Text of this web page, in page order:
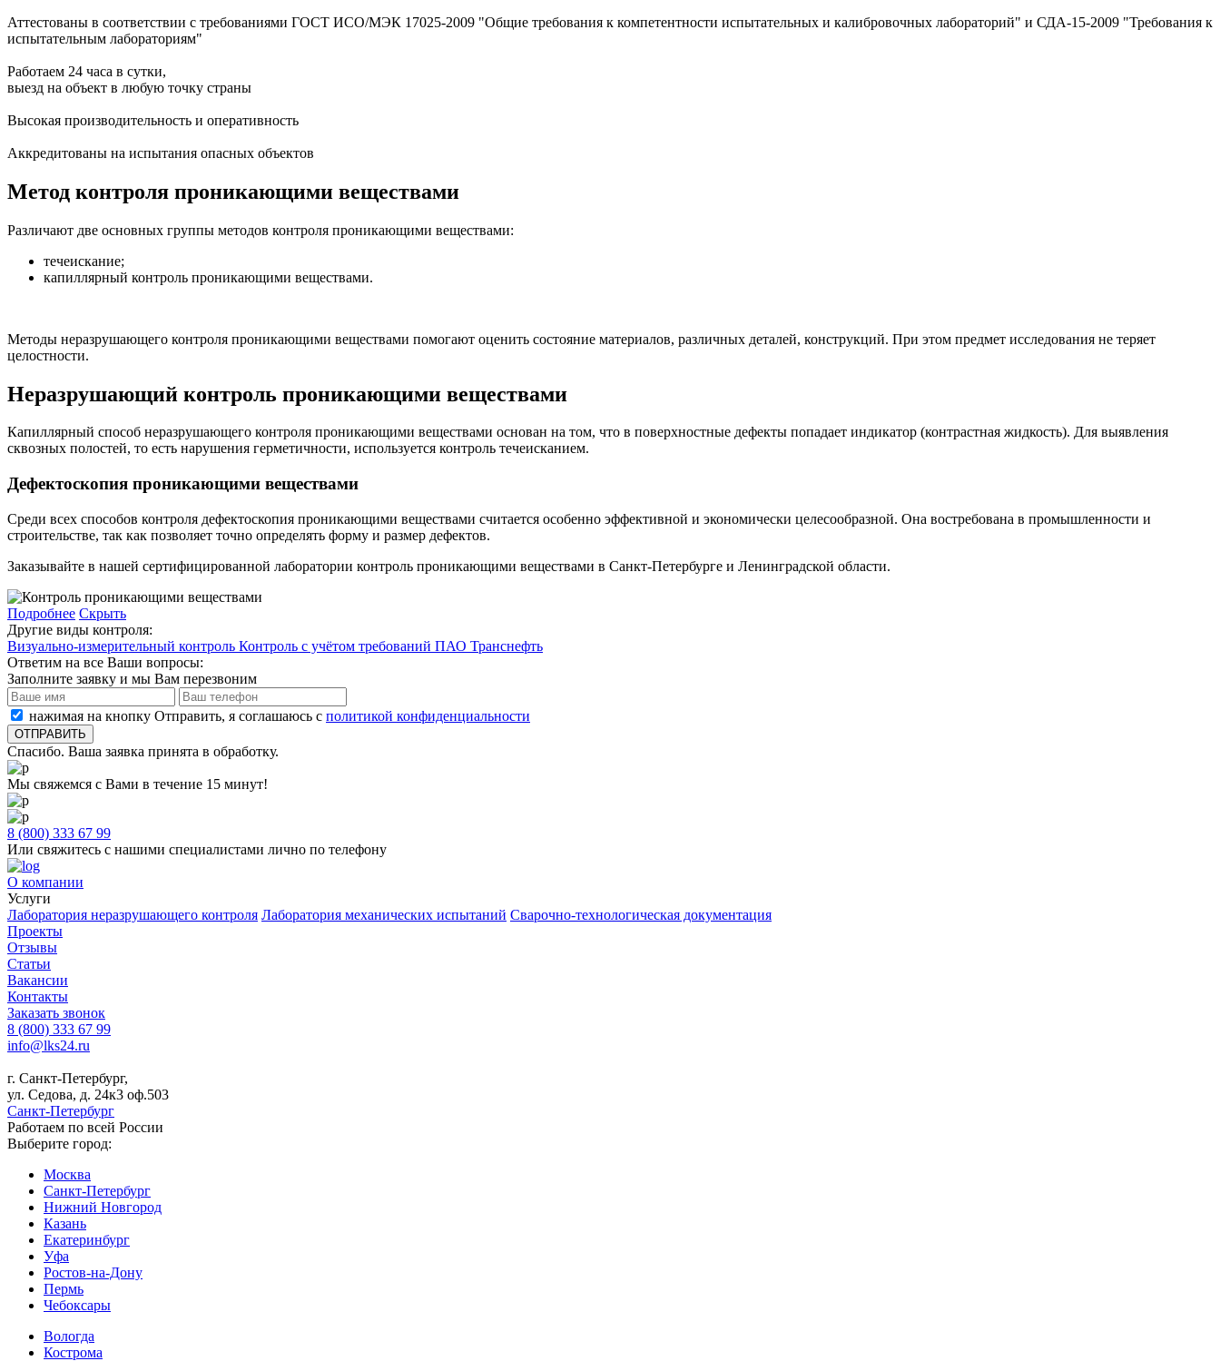
Аттестованы в соответствии с требованиями ГОСТ ИСО/МЭК 17025-2009 "Общие требования к компетентности испытательных и калибровочных лабораторий" и СДА-15-2009 "Требования к
испытательным лабораториям"
Работаем 24 часа в сутки,
выезд на объект в любую точку страны
Высокая производительность и оперативность
Аккредитованы на испытания опасных объектов
Метод контроля проникающими веществами
Различают две основных группы методов контроля проникающими веществами:
течеискание;
капиллярный контроль проникающими веществами.
Методы неразрушающего контроля проникающими веществами помогают оценить состояние материалов, различных деталей, конструкций. При этом предмет исследования не теряет
целостности.
Неразрушающий контроль проникающими веществами
Капиллярный способ неразрушающего контроля проникающими веществами основан на том, что в поверхностные дефекты попадает индикатор (контрастная жидкость). Для выявления
сквозных полостей, то есть нарушения герметичности, используется контроль течеисканием.
Дефектоскопия проникающими веществами
Среди всех способов контроля дефектоскопия проникающими веществами считается особенно эффективной и экономически целесообразной. Она востребована в промышленности и
строительстве, так как позволяет точно определять форму и размер дефектов.
Заказывайте в нашей сертифицированной лаборатории контроль проникающими веществами в Санкт-Петербурге и Ленинградской области.
Подробнее Скрыть
Другие виды контроля:
Визуально-измерительный контроль Контроль с учётом требований ПАО Транснефть
Ответим на все Ваши вопросы:
Заполните заявку и мы Вам перезвоним
нажимая на кнопку Отправить, я соглашаюсь с политикой конфиденциальности
Спасибо. Ваша заявка принята в обработку.
Мы свяжемся с Вами в течение 15 минут!
8 (800) 333 67 99
Или свяжитесь с нашими специалистами лично по телефону
О компании
Услуги
Лаборатория неразрушающего контроля Лаборатория механических испытаний Сварочно-технологическая документация
Проекты
Отзывы
Статьи
Вакансии
Контакты
Заказать звонок
8 (800) 333 67 99
info@lks24.ru
г. Санкт-Петербург,
ул. Седова, д. 24к3 оф.503
Санкт-Петербург
Работаем по всей России
Выберите город:
Москва
Санкт-Петербург
Нижний Новгород
Казань
Екатеринбург
Уфа
Ростов-на-Дону
Пермь
Чебоксары
Вологда
Кострома